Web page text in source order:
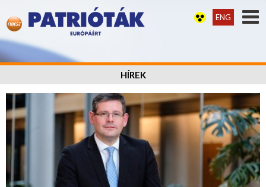
ENG
HÍREK